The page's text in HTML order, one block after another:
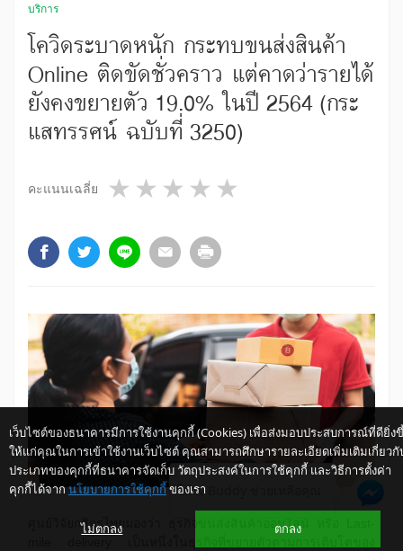
บริการ
โควิดระบาดหนัก กระทบขนส่งสินค้า
Online ติดขัดชั่วคราว แต่คาดว่ารายได้
ยังคงขยายตัว 19.0% ในปี 2564 (กระ
แสทรรศน์ ฉบับที่ 3250)
คะแนนเฉลี่ย 4 stars
3 stars
2 stars
1 star
ศูนย์วิจัยกสิกรไทยมองว่า ธุรกิจขนส่งสินค้าออนไลน์ หรือ Last-
เว็บไซต์ของธนาคารมีการใช้งานคุกกี้ (Cookies) เพื่อส่งมอบประสบการณ์ที่ดียิ่ง
ให้แก่คุณในการเข้าใช้งานเว็บไซต์ คุณสามารถศึกษารายละเอียดเพิ่มเติมเกี่ยวกั
ประเภทของคุกกี้ที่ธนาคารจัดเก็บ วัตถุประสงค์ในการใช้คุกกี้ และวิธีการตั้งค่า
คุกกี้ได้จาก นโยบายการใช้คุกกี้ ของเรา
ไม่ตกลง ตกลง
ให้ K-Buddy ช่วยเหลือคุณ